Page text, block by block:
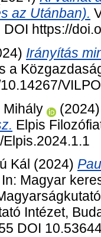
az Utánban).
https://
Irányítás
a
Mihály
Elpis
Kál (2024)
In: Magyar
Intézet,
DOI